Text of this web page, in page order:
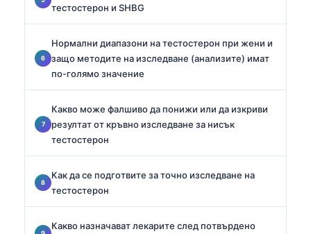
тестостерон и SHBG
Нормални диапазони на тестостерон при жени и
защо методите на изследване (анализите) имат
по-голямо значение
Какво може фалшиво да понижи или да изкриви
резултат от кръвно изследване за нисък
тестостерон
Как да се подготвите за точно изследване на
тестостерон
Какво назначават лекарите след потвърдено